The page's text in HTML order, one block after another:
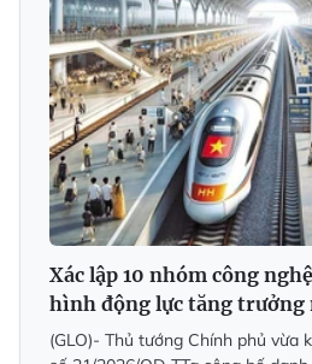
Xác lập 10 nhóm công
hình động lực tăng trưởng
(GLO)- Thủ tướng Chính phủ vừa